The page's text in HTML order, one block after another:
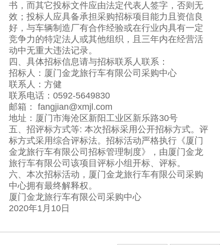
书，而其它投标文件应由法定代表人签字，否则无
效；投标人应具备承担采购招标项目能力且资信良
好，与车辆制造厂有合作经验或在行业内具有一定
竞争力的特定法人或其他组织，且三年内在经营活
动中无重大违法记录。
四、具体招标信息请与招标联系人联系：
招标人：厦门金龙旅行车有限公司采购中心
联系人：方健
联系电话：0592-5649830
邮箱： fangjian@xmjl.com
地址：厦门市海沧区新阳工业区新乐路30号
五、招评标方式等: 本次招标采用公开招标方式。评
标方式采用综合评标法。招标活动严格执行《厦门
金龙旅行车有限公司招标管理制度》，由厦门金龙
旅行车有限公司该项目评标小组开标、评标。
六、本次招标活动，厦门金龙旅行车有限公司采购
中心拥有最终解释权。
厦门金龙旅行车有限公司采购中心
2020年1月10日